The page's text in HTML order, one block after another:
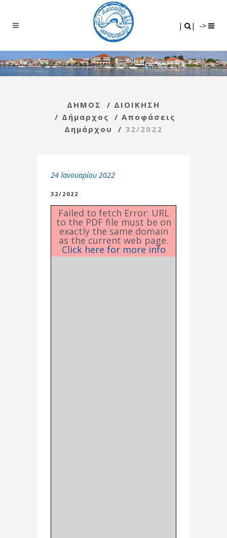
| | ->
ΔΗΜΟΣ / ΔΙΟΙΚΗΣΗ
/ Δήμαρχος / Αποφάσεις
Δημάρχου
/ 32/2022
24 Ιανουαρίου 2022
32/2022
Failed to fetch Error: URL
to the PDF file must be on
exactly the same domain
as the current web page.
Click here for more info